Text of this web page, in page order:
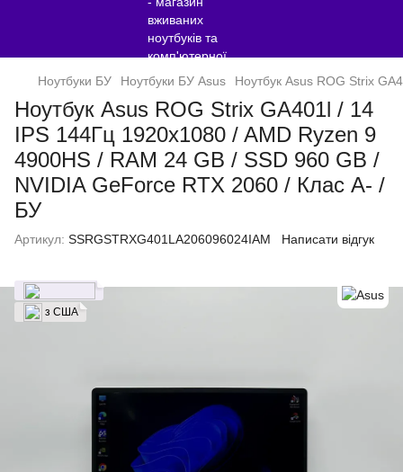
Ноутбуки БУ Ноутбуки БУ Asus Ноутбук Asus ROG Strix
Ноутбук Asus ROG Strix GA401l / 14
IPS 144Гц 1920x1080 / AMD Ryzen 9
4900HS / RAM 24 GB / SSD 960 GB /
NVIDIA GeForce RTX 2060 / Клас A- /
БУ
Артикул: SSRGSTRXG401LA206096024IAM Написати відгук
з США